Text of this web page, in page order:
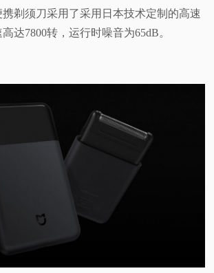
剃须刀采用了采用日本技术定制的高速
达7800转，运行时噪音为65dB。